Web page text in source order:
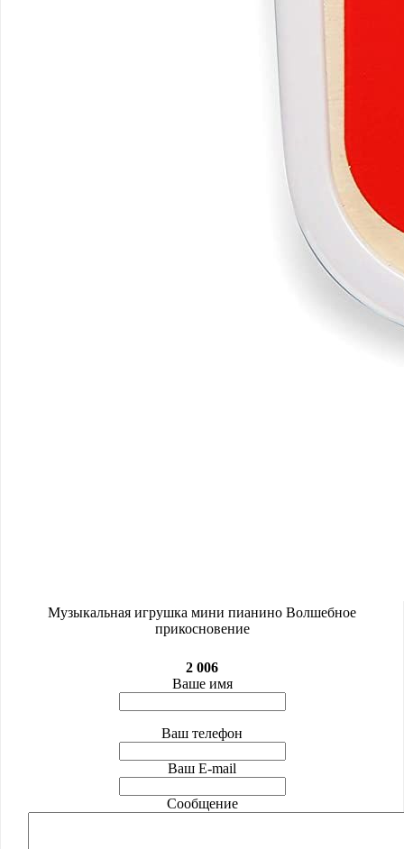
Музыкальная игрушка мини пианино Волшебное
прикосновение
2 006
Ваше имя
Ваш телефон
Ваш E-mail
Сообщение